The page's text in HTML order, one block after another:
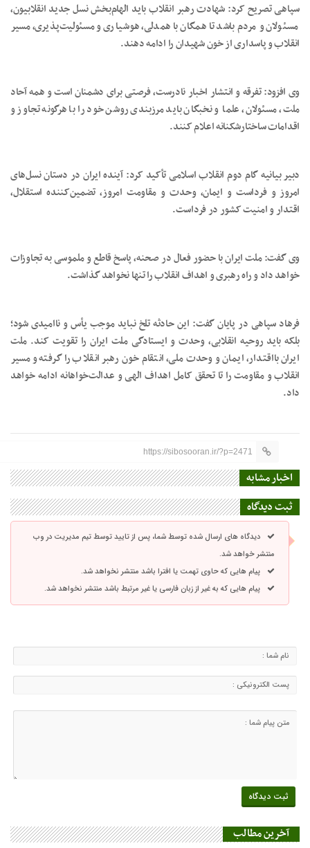
سپاهی تصریح کرد: شهادت رهبر انقلاب باید الهام‌بخش نسل جدید انقلابیون،
مسئولان و مردم باشد تا همگان با همدلی، هوشیاری و مسئولیت‌پذیری، مسیر
انقلاب و پاسداری از خون شهیدان را ادامه دهند.
وی افزود: تفرقه و انتشار اخبار نادرست، فرصتی برای دشمنان است و همه آحاد
ملت، مسئولان، علما و نخبگان باید مرزبندی روشن خود را با هرگونه تجاوز و
اقدامات ساختارشکنانه اعلام کنند.
دبیر بیانیه گام دوم انقلاب اسلامی تأکید کرد: آینده ایران در دستان نسل‌های
امروز و فرداست و ایمان، وحدت و مقاومت امروز، تضمین‌کننده استقلال،
اقتدار و امنیت کشور در فرداست.
وی گفت: ملت ایران با حضور فعال در صحنه، پاسخ قاطع و ملموسی به تجاوزات
خواهد داد و راه رهبری و اهداف انقلاب را تنها نخواهد گذاشت.
فرهاد سپاهی در پایان گفت: این حادثه تلخ نباید موجب یأس و ناامیدی شود؛
بلکه باید روحیه انقلابی، وحدت و ایستادگی ملت ایران را تقویت کند. ملت
ایران بااقتدار، ایمان و وحدت ملی، انتقام خون رهبر انقلاب را گرفته و مسیر
انقلاب و مقاومت را تا تحقق کامل اهداف الهی و عدالت‌خواهانه ادامه خواهد
داد.
https://sibosooran.ir/?p=2471
اخبار مشابه
ثبت دیدگاه
دیدگاه های ارسال شده توسط شما، پس از تایید توسط تیم مدیریت در وب
منتشر خواهد شد.
پیام هایی که حاوی تهمت یا افترا باشد منتشر نخواهد شد.
پیام هایی که به غیر از زبان فارسی یا غیر مرتبط باشد منتشر نخواهد شد.
آخرین مطالب